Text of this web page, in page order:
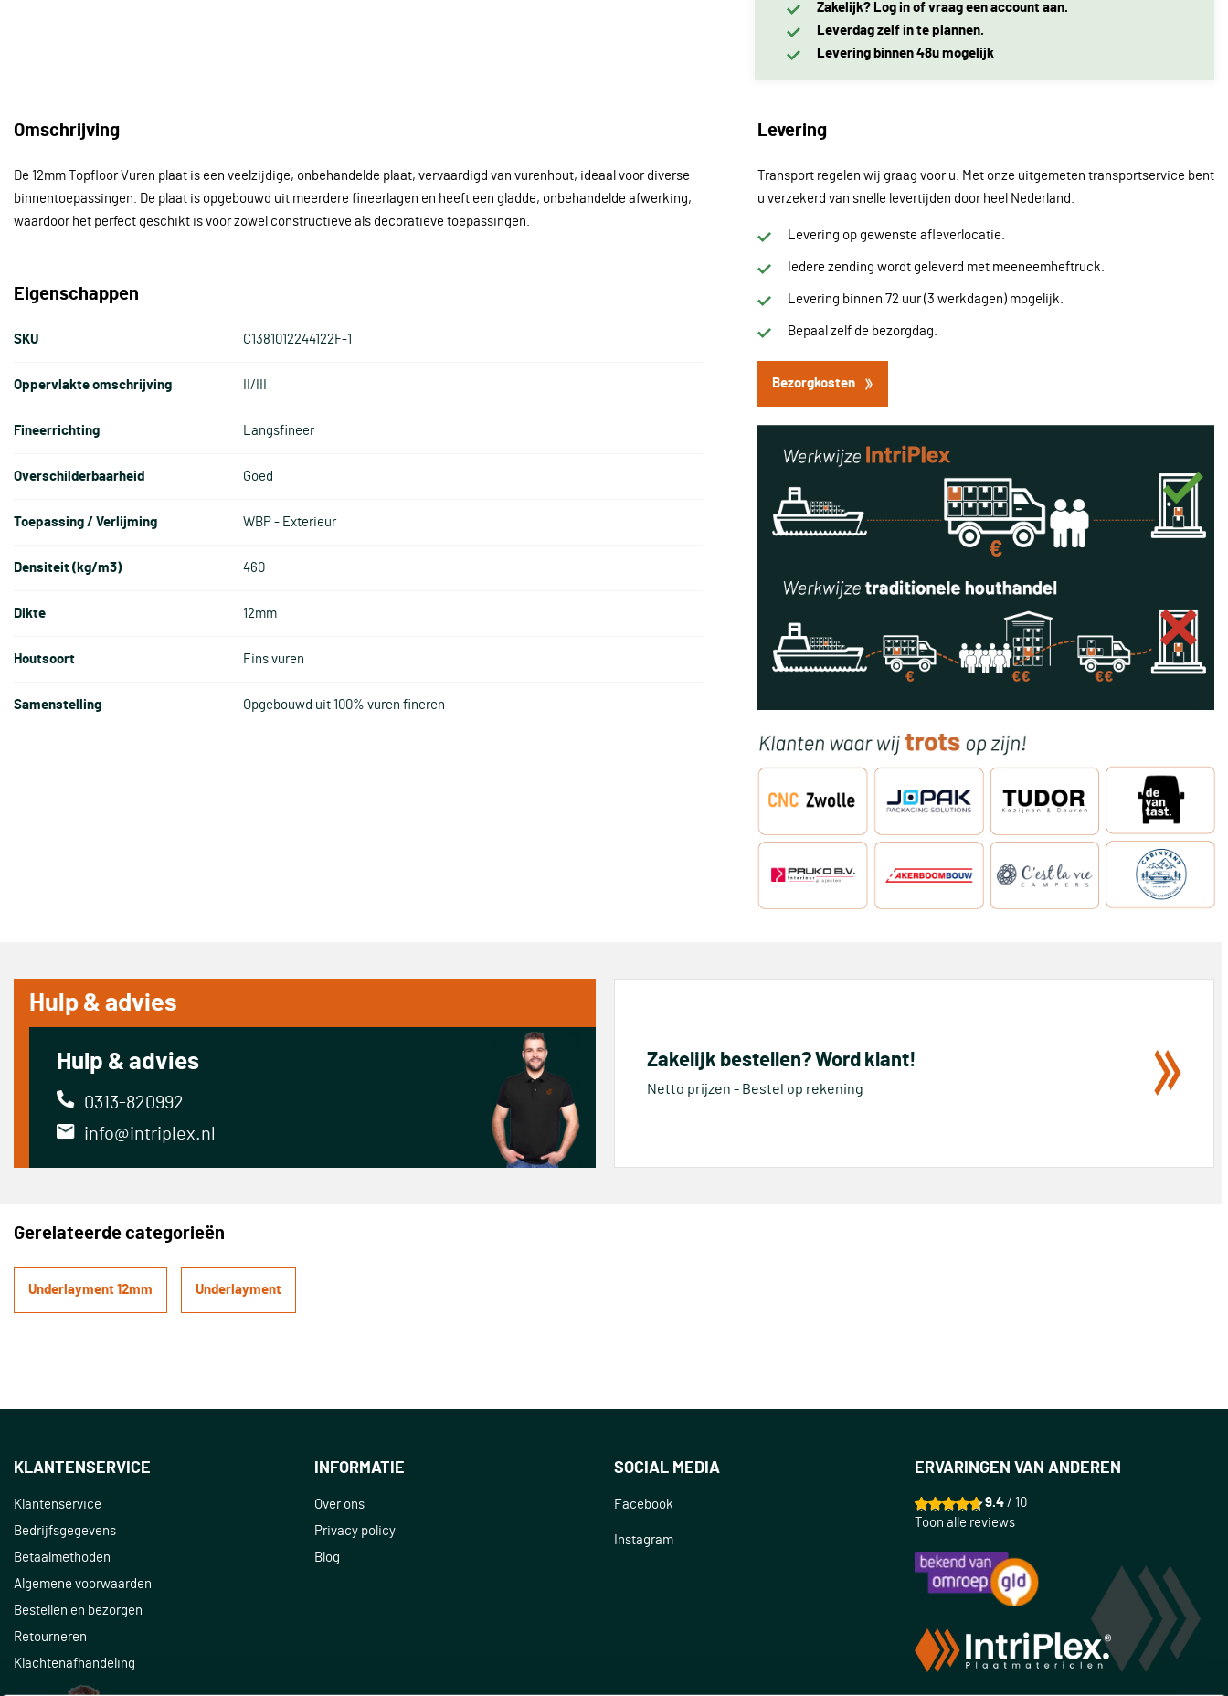
Zakelijk? Log in of vraag een account aan.
Leverdag zelf in te plannen.
Levering binnen 48u mogelijk
Omschrijving
De 12mm Topfloor Vuren plaat is een veelzijdige, onbehandelde plaat, vervaardigd van vurenhout, ideaal voor diverse
binnentoepassingen. De plaat is opgebouwd uit meerdere fineerlagen en heeft een gladde, onbehandelde afwerking,
waardoor het perfect geschikt is voor zowel constructieve als decoratieve toepassingen.
Eigenschappen
SKU C1381012244122F-1
Oppervlakte omschrijving II/III
Fineerrichting Langsfineer
Overschilderbaarheid Goed
Toepassing / Verlijming WBP - Exterieur
Densiteit (kg/m3) 460
Dikte 12mm
Houtsoort Fins vuren
Samenstelling Opgebouwd uit 100% vuren fineren
Levering
Transport regelen wij graag voor u. Met onze uitgemeten transportservice bent
u verzekerd van snelle levertijden door heel Nederland.
Levering op gewenste afleverlocatie.
Iedere zending wordt geleverd met meeneemheftruck.
Levering binnen 72 uur (3 werkdagen) mogelijk.
Bepaal zelf de bezorgdag.
Bezorgkosten
Hulp & advies
Hulp & advies
0313-820992
info@intriplex.nl
Zakelijk bestellen? Word klant!
Netto prijzen - Bestel op rekening
Gerelateerde categorieën
Underlayment 12mm Underlayment
KLANTENSERVICE
Klantenservice
Bedrijfsgegevens
Betaalmethoden
Algemene voorwaarden
Bestellen en bezorgen
Retourneren
Klachtenafhandeling
INFORMATIE
Over ons
Privacy policy
Blog
SOCIAL MEDIA
Facebook
Instagram
ERVARINGEN VAN ANDEREN
9.4 / 10
Toon alle reviews